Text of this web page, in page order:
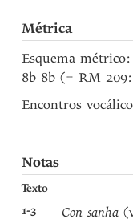
Métrica
Esquema
8b 8b (= RM
Encontros
Notas
Texto
1-3
Con sanha